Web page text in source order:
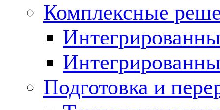
Комплексные
Подготовка и